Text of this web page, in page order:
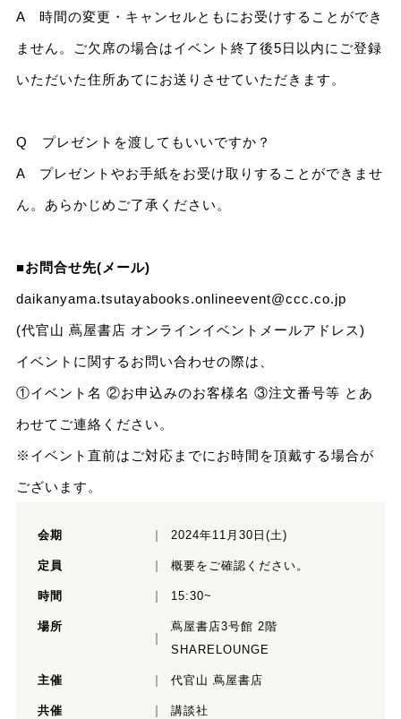
A 時間の変更・キャンセルともにお受けすることができ
ません。ご欠席の場合はイベント終了後5日以内にご登録
いただいた住所あてにお送りさせていただきます。
Q プレゼントを渡してもいいですか？
A プレゼントやお手紙をお受け取りすることができませ
ん。あらかじめご了承ください。
■お問合せ先(メール)
daikanyama.tsutayabooks.onlineevent@ccc.co.jp
(代官山 蔦屋書店 オンラインイベントメールアドレス)
イベントに関するお問い合わせの際は、
①イベント名 ②お申込みのお客様名 ③注文番号等 とあ
わせてご連絡ください。
※イベント直前はご対応までにお時間を頂戴する場合が
ございます。
会期 2024年11月30日(土)
定員 概要をご確認ください。
時間 15:30~
場所
蔦屋書店3号館 2階
SHARELOUNGE
主催 代官山 蔦屋書店
共催 講談社